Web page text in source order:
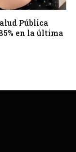
Pública
en la última